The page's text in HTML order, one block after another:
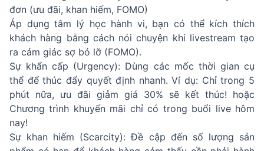
đơn (ưu đãi, khan hiếm, FOMO)
Áp dụng tâm lý học hành vi, bạn có thể kích thích
khách hàng bằng cách nói chuyện khi livestream tạo
ra cảm giác sợ bỏ lỡ (FOMO).
Sự khẩn cấp (Urgency): Dùng các mốc thời gian cụ
thể để thúc đẩy quyết định nhanh. Ví dụ: Chỉ trong 5
phút nữa, ưu đãi giảm giá 30% sẽ kết thúc! hoặc
Chương trình khuyến mãi chỉ có trong buổi live hôm
nay!
Sự khan hiếm (Scarcity): Đề cập đến số lượng sản